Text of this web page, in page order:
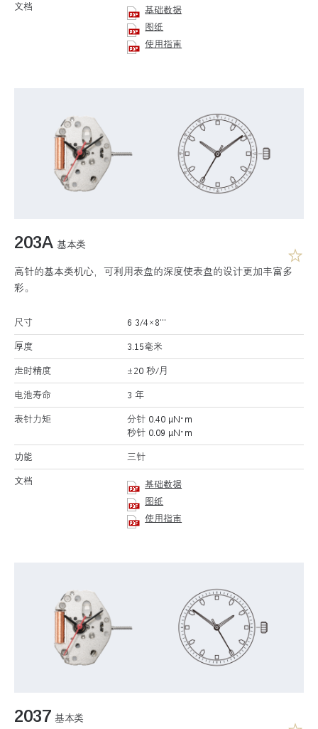
文档
基础数据
图纸
使用指南
203A 基本类
高针的基本类机心，可利用表盘的深度使表盘的设计更加丰富多
彩。
尺寸 6 3/4×8’’’
厚度 3.15毫米
走时精度 ±20 秒/月
电池寿命 3 年
表针力矩
分针 0.40 μN･m
秒针 0.09 μN･m
功能 三针
文档
基础数据
图纸
使用指南
2037 基本类